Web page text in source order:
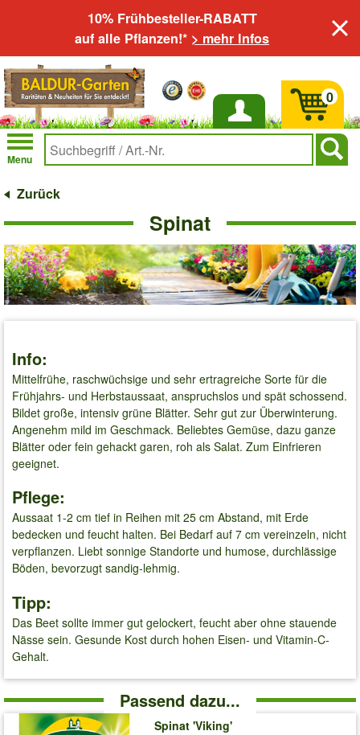
10% Frühbesteller-RABATT
auf alle Pflanzen!* > mehr Infos
Anmelden
Menu
0
Zurück
Spinat
Info:
Mittelfrühe, raschwüchsige und sehr ertragreiche Sorte für die
Frühjahrs- und Herbstaussaat, anspruchslos und spät schossend.
Bildet große, intensiv grüne Blätter. Sehr gut zur Überwinterung.
Angenehm mild im Geschmack. Beliebtes Gemüse, dazu ganze
Blätter oder fein gehackt garen, roh als Salat. Zum Einfrieren
geeignet.
Pflege:
Aussaat 1-2 cm tief in Reihen mit 25 cm Abstand, mit Erde
bedecken und feucht halten. Bei Bedarf auf 7 cm vereinzeln, nicht
verpflanzen. Liebt sonnige Standorte und humose, durchlässige
Böden, bevorzugt sandig-lehmig.
Tipp:
Das Beet sollte immer gut gelockert, feucht aber ohne stauende
Nässe sein. Gesunde Kost durch hohen Eisen- und Vitamin-C-
Gehalt.
Passend dazu...
Spinat 'Viking'